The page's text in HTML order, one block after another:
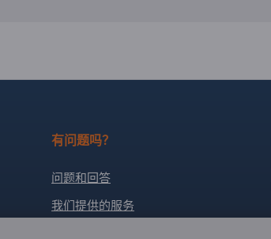
有问题吗？
问题和回答
我们提供的服务